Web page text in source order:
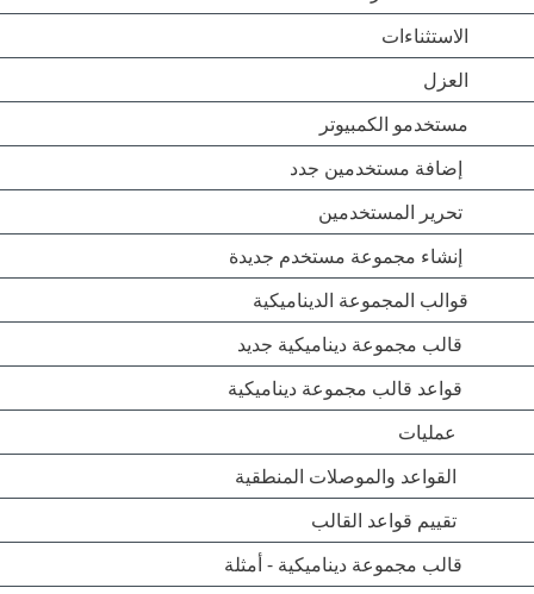
الاستثناءات
العزل
مستخدمو الكمبيوتر
إضافة مستخدمين جدد
تحرير المستخدمين
إنشاء مجموعة مستخدم جديدة
قوالب المجموعة الديناميكية
قالب مجموعة ديناميكية جديد
قواعد قالب مجموعة ديناميكية
عمليات
القواعد والموصلات المنطقية
تقييم قواعد القالب
قالب مجموعة ديناميكية - أمثلة